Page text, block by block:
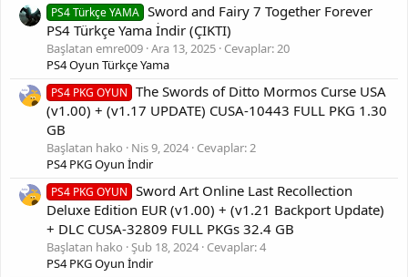
PS4 Türkçe YAMA Sword and Fairy 7 Together Forever
PS4 Türkçe Yama İndir (ÇIKTI)
Başlatan emre009 Ara 13, 2025 Cevaplar: 20
PS4 Oyun Türkçe Yama
PS4 PKG OYUN
The Swords of Ditto Mormos Curse USA
(v1.00) + (v1.17 UPDATE) CUSA-10443 FULL PKG 1.30
GB
Başlatan hako Nis 9, 2024 Cevaplar: 2
PS4 PKG Oyun İndir
PS4 PKG OYUN
Sword Art Online Last Recollection
Deluxe Edition EUR (v1.00) + (v1.21 Backport Update)
+ DLC CUSA-32809 FULL PKGs 32.4 GB
Başlatan hako Şub 18, 2024 Cevaplar: 4
PS4 PKG Oyun İndir